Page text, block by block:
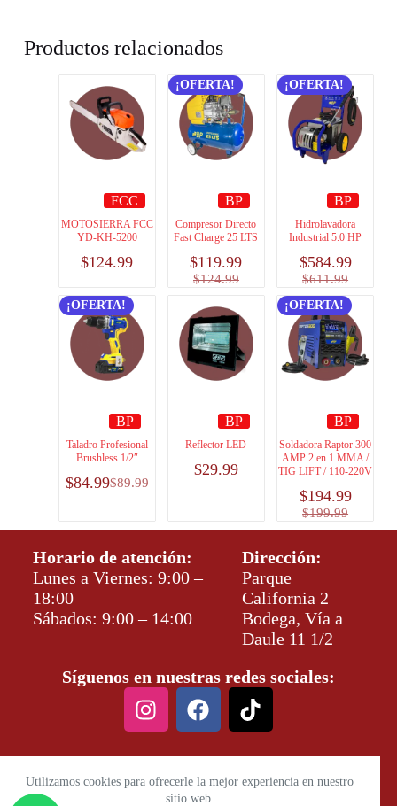
Utilizamos cookies para ofrecerle la mejor experiencia en nuestro
sitio web.
Productos relacionados
FCC
MOTOSIERRA FCC
YD-KH-5200
$124.99
¡OFERTA!
BP
Compresor Directo
Fast Charge 25 LTS
$124.99
$119.99
¡OFERTA!
BP
Hidrolavadora
Industrial 5.0 HP
$611.99
$584.99
¡OFERTA!
BP
Taladro Profesional
Brushless 1/2″
$89.99
$84.99
BP
Reflector LED
$29.99
¡OFERTA!
BP
Soldadora Raptor 300
AMP 2 en 1 MMA /
TIG LIFT / 110-220V
$199.99
$194.99
Horario de atención:
Lunes a Viernes: 9:00 –
18:00
Sábados: 9:00 – 14:00
Dirección:
Parque
California 2
Bodega, Vía a
Daule 11 1/2
Síguenos en nuestras redes sociales: